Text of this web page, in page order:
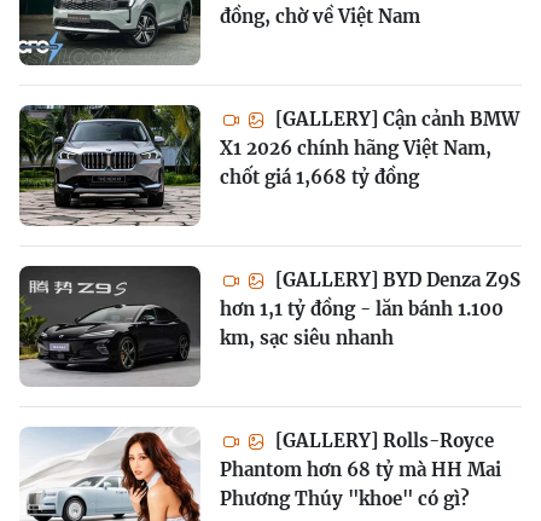
đồng, chờ về Việt Nam
[GALLERY] Cận cảnh BMW
X1 2026 chính hãng Việt Nam,
chốt giá 1,668 tỷ đồng
[GALLERY] BYD Denza Z9S
hơn 1,1 tỷ đồng - lăn bánh 1.100
km, sạc siêu nhanh
[GALLERY] Rolls-Royce
Phantom hơn 68 tỷ mà HH Mai
Phương Thúy "khoe" có gì?